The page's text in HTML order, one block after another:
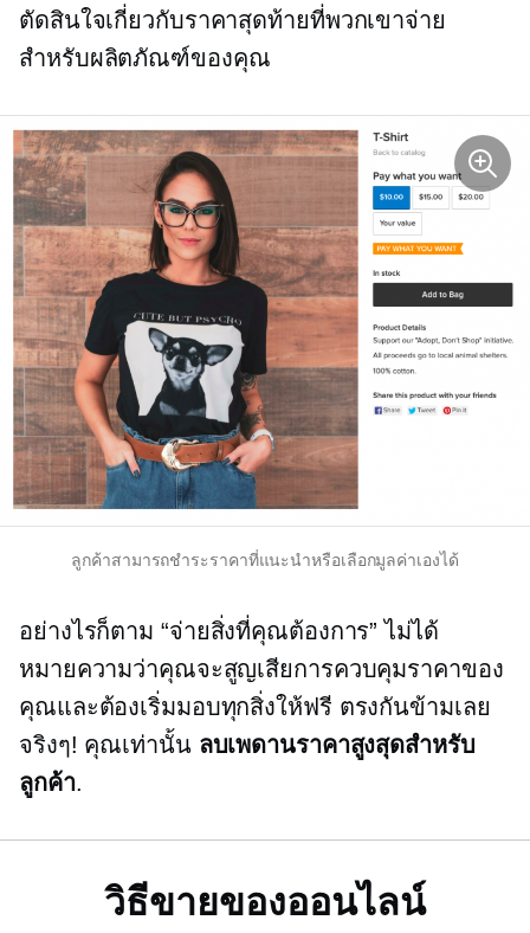
ตัดสินใจเกี่ยวกับราคาสุดท้ายที่พวกเขาจ่าย
สำหรับผลิตภัณฑ์ของคุณ
ลูกค้าสามารถชำระราคาที่แนะนำหรือเลือกมูลค่าเองได้
อย่างไรก็ตาม “จ่ายสิ่งที่คุณต้องการ” ไม่ได้
หมายความว่าคุณจะสูญเสียการควบคุมราคาของ
คุณและต้องเริ่มมอบทุกสิ่งให้ฟรี ตรงกันข้ามเลย
จริงๆ! คุณเท่านั้น ลบเพดานราคาสูงสุดสำหรับ
ลูกค้า.
วิธีขายของออนไลน์